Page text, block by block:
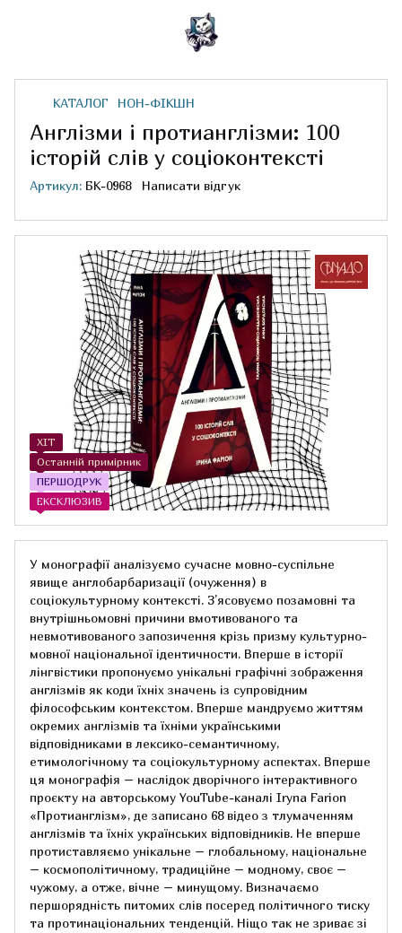
КАТАЛОГ НОН-ФІКШН
Англізми і протианглізми: 100
історій слів у соціоконтексті
Артикул: БК-0968 Написати відгук
ХІТ
Останній примірник
ПЕРШОДРУК
ЕКСКЛЮЗИВ
У монографії аналізуємо сучасне мовно-суспільне
явище англобарбаризації (очуження) в
соціокультурному контексті. З’ясовуємо позамовні та
внутрішньомовні причини вмотивованого та
невмотивованого запозичення крізь призму культурно-
мовної національної ідентичности. Вперше в історії
лінгвістики пропонуємо унікальні графічні зображення
англізмів як коди їхніх значень із супровідним
філософським контекстом. Вперше мандруємо життям
окремих англізмів та їхніми українськими
відповідниками в лексико-семантичному,
етимологічному та соціокультурному аспектах. Вперше
ця монографія – наслідок дворічного інтерактивного
проєкту на авторському YouTube-каналі Iryna Farion
«Протианглізм», де записано 68 відео з тлумаченням
англізмів та їхніх українських відповідників. Не вперше
протиставляємо унікальне – глобальному, національне
– космополітичному, традиційне – модному, своє –
чужому, а отже, вічне – минущому. Визначаємо
першорядність питомих слів посеред політичного тиску
та протинаціональних тенденцій. Ніщо так не зриває зі